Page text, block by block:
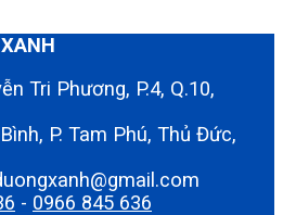
Tri Phương, P.4, Q.10,
P. Tam Phú, Thủ Đức,
- 0966 845 636